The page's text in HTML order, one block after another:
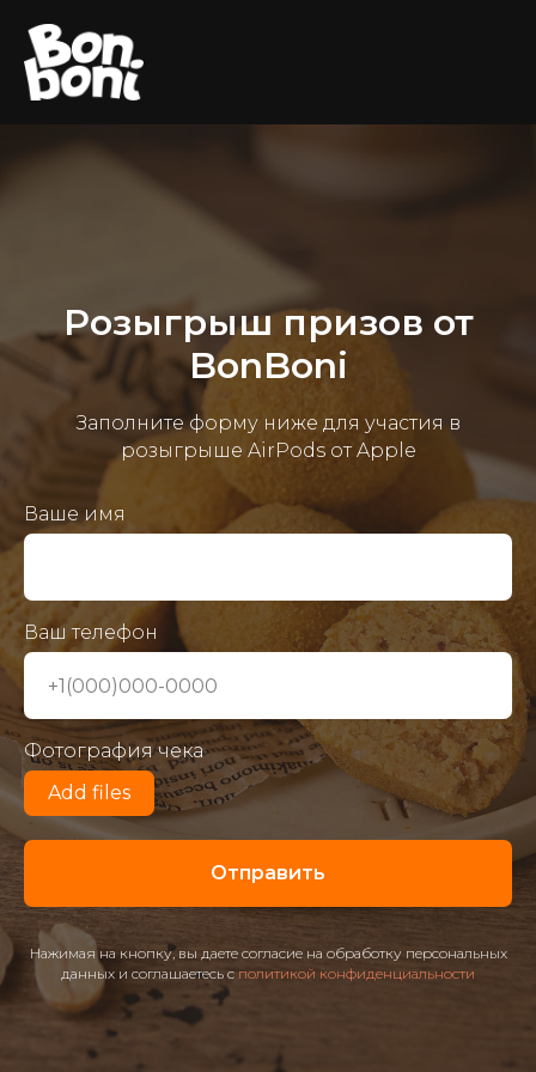
Розыгрыш призов от
BonBoni
Заполните форму ниже для участия в
розыгрыше AirPods от Apple
Ваше имя
Ваш телефон
Фотография чека
Add files
Отправить
Нажимая на кнопку, вы даете согласие на обработку персональных
данных и соглашаетесь c политикой конфиденциальности